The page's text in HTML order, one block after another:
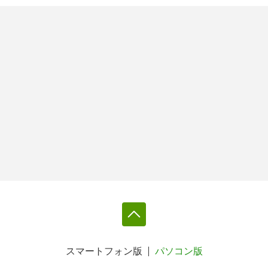
スマートフォン版 パソコン版